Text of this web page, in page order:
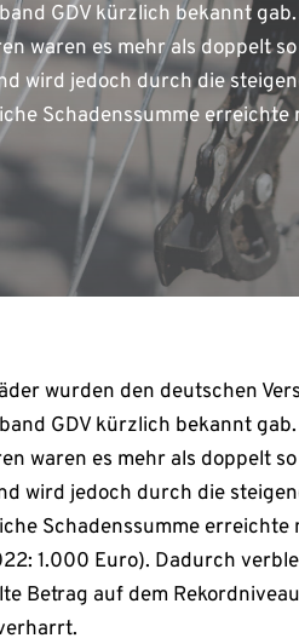
GDV kürzlich bekannt
waren es mehr als doppelt
wird jedoch durch die
Schadenssumme erreichte
wurden den deutschen
GDV kürzlich bekannt
waren es mehr als doppelt
wird jedoch durch die
Schadenssumme erreichte
1.000 Euro). Dadurch
Betrag auf dem